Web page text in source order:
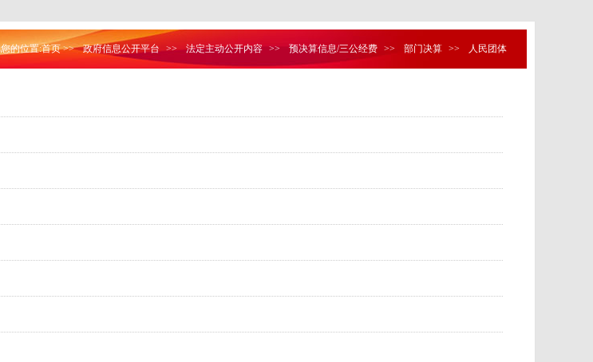
您的位置:首页>> 政府信息公开平台 >> 法定主动公开内容 >> 预决算信息/三公经费 >> 部门决算 >> 人民团体